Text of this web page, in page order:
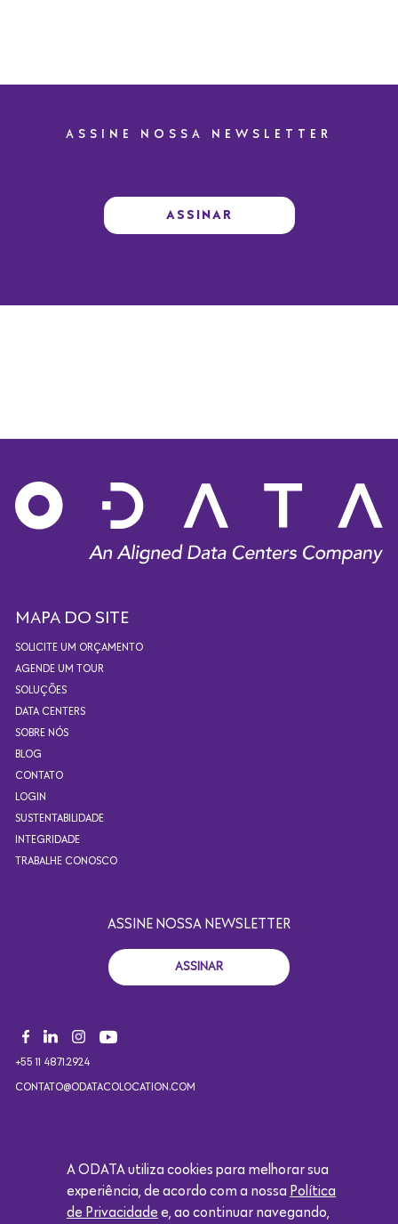
ASSINE NOSSA NEWSLETTER
ASSINAR
MAPA DO SITE
SOLICITE UM ORÇAMENTO
AGENDE UM TOUR
SOLUÇÕES
DATA CENTERS
SOBRE NÓS
BLOG
CONTATO
LOGIN
SUSTENTABILIDADE
INTEGRIDADE
TRABALHE CONOSCO
ASSINE NOSSA NEWSLETTER
ASSINAR
+55 11 4871.2924
CONTATO@ODATACOLOCATION.COM
A ODATA utiliza cookies para melhorar sua
experiência, de acordo com a nossa Política
de Privacidade e, ao continuar navegando,
Logótipo da Google